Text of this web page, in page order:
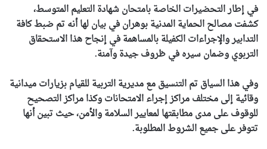
في إطار التحضيرات الخاصة بامتحان شهادة التعليم المتوسط،
كشفت مصالح الحماية المدنية بوهران في بيان لها أنه تم ضبط كافة
التدابير والإجراءات الكفيلة بالمساهمة في إنجاح هذا الاستحقاق
التربوي وضمان سيره في ظروف جيدة وآمنة.
وفي هذا السياق تم التنسيق مع مديرية التربية للقيام بزيارات ميدانية
وقائية إلى مختلف مراكز إجراء الامتحانات وكذا مراكز التصحيح
للوقوف على مدى مطابقتها لمعايير السلامة والأمن، حيث تبين أنها
تتوفر على جميع الشروط المطلوبة.